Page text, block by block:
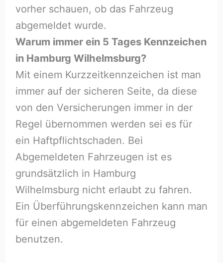
vorher schauen, ob das Fahrzeug
abgemeldet wurde.
Warum immer ein 5 Tages Kennzeichen
in Hamburg Wilhelmsburg?
Mit einem Kurzzeitkennzeichen ist man
immer auf der sicheren Seite, da diese
von den Versicherungen immer in der
Regel übernommen werden sei es für
ein Haftpflichtschaden. Bei
Abgemeldeten Fahrzeugen ist es
grundsätzlich in Hamburg
Wilhelmsburg nicht erlaubt zu fahren.
Ein Überführungskennzeichen kann man
für einen abgemeldeten Fahrzeug
benutzen.